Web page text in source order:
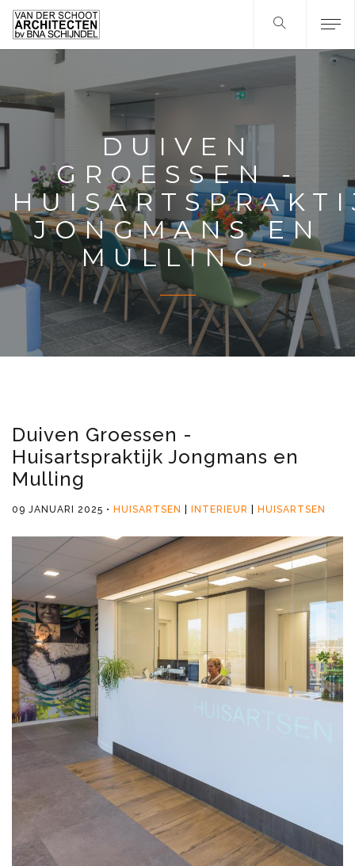
DUIVEN
GROESSEN -
JONGMANS EN
MULLING
Duiven Groessen -
Huisartspraktijk Jongmans en
Mulling
09 JANUARI 2025 HUISARTSEN INTERIEUR HUISARTSEN